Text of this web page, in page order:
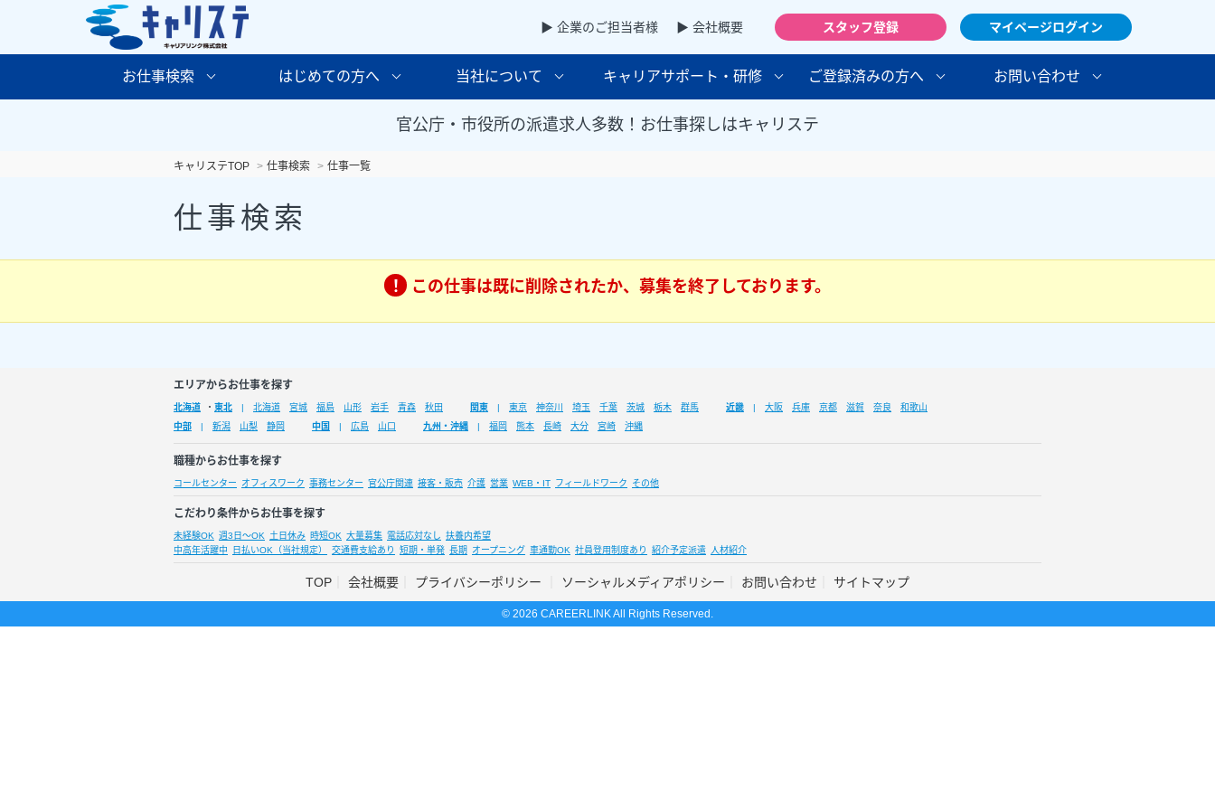
▶ 企業のご担当者様 ▶ 会社概要 スタッフ登録 マイページログイン
お仕事検索 はじめての方へ 当社について キャリアサポート・研修 ご登録済みの方へ お問い合わせ
官公庁・市役所の派遣求人多数！お仕事探しはキャリステ
キャリステTOP 仕事検索 仕事一覧
仕事検索
この仕事は既に削除されたか、募集を終了しております。
エリアからお仕事を探す
北海道 ・ 東北 北海道 宮城 福島 山形 岩手 青森 秋田 関東 東京 神奈川 埼玉 千葉 茨城 栃木 群馬 近畿 大阪 兵庫 京都 滋賀 奈良
和歌山
中部
新潟 山梨 静岡 中国 広島 山口 九州・沖縄 福岡 熊本 長崎 大分 宮崎 沖縄
職種からお仕事を探す
コールセンター オフィスワーク 事務センター 官公庁関連 接客・販売 介護 営業 WEB・IT フィールドワーク その他
こだわり条件からお仕事を探す
未経験OK 週3日～OK 土日休み 時短OK 大量募集 電話応対なし 扶養内希望
中高年活躍中
日払いOK（当社規定） 交通費支給あり 短期・単発 長期 オープニング 車通勤OK 社員登用制度あり 紹介予定派遣 人材紹介
TOP 会社概要 プライバシーポリシー ソーシャルメディアポリシー お問い合わせ サイトマップ
© 2026 CAREERLINK All Rights Reserved.